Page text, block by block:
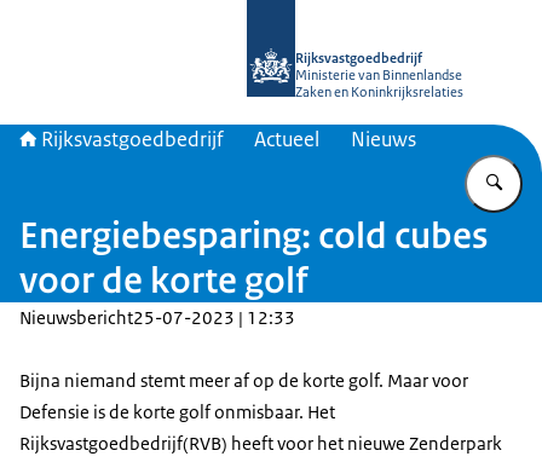
Rijksvastgoedbedrijf
Ministerie van Binnenlandse
Zaken en Koninkrijksrelaties
Rijksvastgoedbedrijf Actueel Nieuws
Energiebesparing: cold cubes
voor de korte golf
Nieuwsbericht25-07-2023 | 12:33
Bijna niemand stemt meer af op de korte golf. Maar voor
Defensie is de korte golf onmisbaar. Het
Rijksvastgoedbedrijf(RVB) heeft voor het nieuwe Zenderpark